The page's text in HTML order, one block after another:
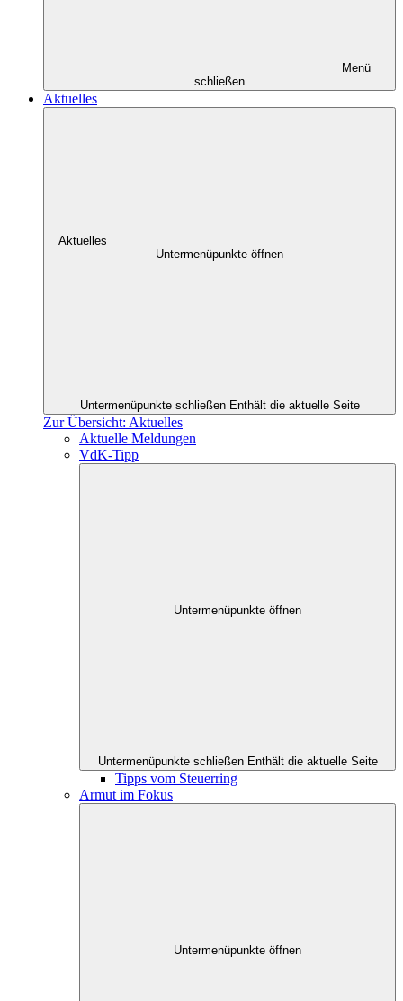
Menü
schließen
Aktuelles
Aktuelles
Untermenüpunkte öffnen
Untermenüpunkte schließen Enthält die aktuelle Seite
Zur Übersicht: Aktuelles
Aktuelle Meldungen
VdK-Tipp
Untermenüpunkte öffnen
Untermenüpunkte schließen Enthält die aktuelle Seite
Tipps vom Steuerring
Armut im Fokus
Untermenüpunkte öffnen